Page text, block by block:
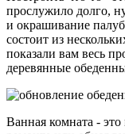
прослужило долго,
и окрашивание
состоит из
показали вам весь
деревянные
Ванная комната - это